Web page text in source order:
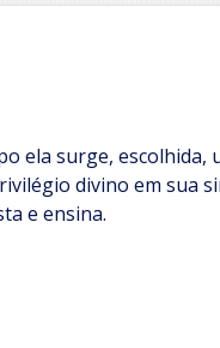
ela surge, escolhida,
divino em sua
e ensina.